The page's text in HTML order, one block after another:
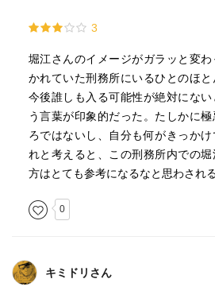
3
堀江さんのイメージがガラッと変
かれていた刑務所にいるひとのほと
今後誰しも入る可能性が絶対にな
う言葉が印象的だった。たしかに
ろではないし、自分も何がきっか
れと考えると、この刑務所内での堀
方はとても参考になるなと思わされ
0
キミドリさん